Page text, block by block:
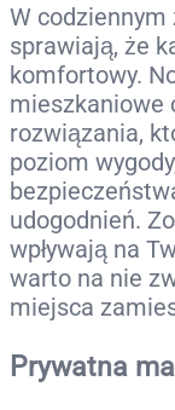
W codziennym
sprawiają, że
komfortowy.
mieszkaniowe
rozwiązania,
poziom
udogodnień.
wpływają na
warto na nie
miejsca
Prywatna